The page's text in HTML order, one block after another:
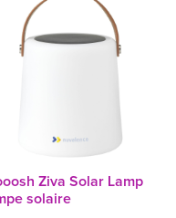
Ziva Solar Lamp
solaire